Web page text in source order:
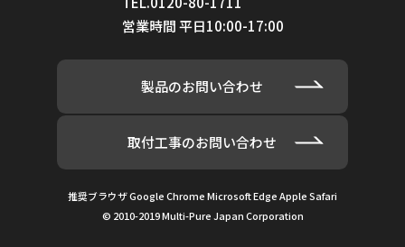
営業時間 平日10:00-17:00
製品のお問い合わせ
取付工事のお問い合わせ
推奨ブラウザ Google Chrome Microsoft Edge Apple Safari
© 2010-2019 Multi-Pure Japan Corporation